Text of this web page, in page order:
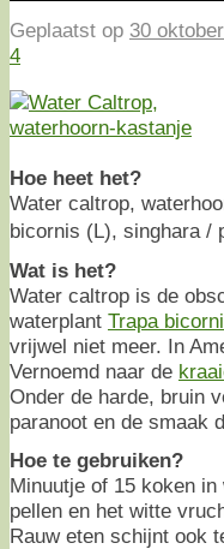
Geplaatst op 30
4
Hoe heet het?
Water caltrop,
bicornis (L), singhara /
Wat is het?
Water caltrop is de
waterplant Trapa
vrijwel niet meer. In
Vernoemd naar de
Onder de harde, bruin
paranoot en de smaak
Hoe te gebruiken?
Minuutje of 15 koken
pellen en het witte
Rauw eten schijnt ook